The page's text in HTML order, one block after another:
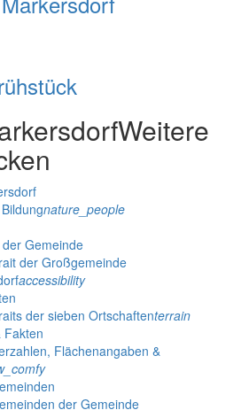
Weitere
nature_people
Gemeinde
der Großgemeinde
accessibility
der sieben Ortschaftenterrain
Fakten
Flächenangaben &
der Gemeinde